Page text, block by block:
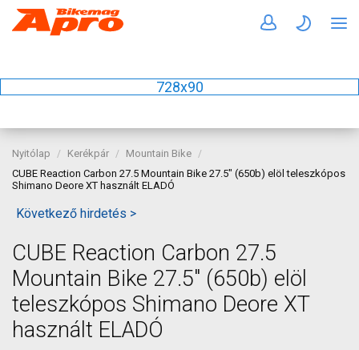
728x90
Nyitólap Kerékpár
Mountain Bike
CUBE Reaction Carbon 27.5 Mountain Bike 27.5" (650b) elöl teleszkópos
Shimano Deore XT használt ELADÓ
Következő hirdetés >
CUBE Reaction Carbon 27.5
Mountain Bike 27.5" (650b) elöl
teleszkópos Shimano Deore XT
használt ELADÓ